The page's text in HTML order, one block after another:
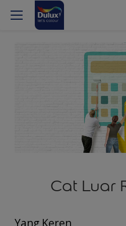
Cat Luar
Yang Keren